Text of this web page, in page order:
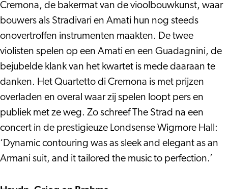
Cremona, de bakermat van de vioolbouwkunst, waar
bouwers als Stradivari en Amati hun nog steeds
onovertroffen instrumenten maakten. De twee
violisten spelen op een Amati en een Guadagnini, de
bejubelde klank van het kwartet is mede daaraan te
danken. Het Quartetto di Cremona is met prijzen
overladen en overal waar zij spelen loopt pers en
publiek met ze weg. Zo schreef The Strad na een
concert in de prestigieuze Londsense Wigmore Hall:
‘Dynamic contouring was as sleek and elegant as an
Armani suit, and it tailored the music to perfection.’